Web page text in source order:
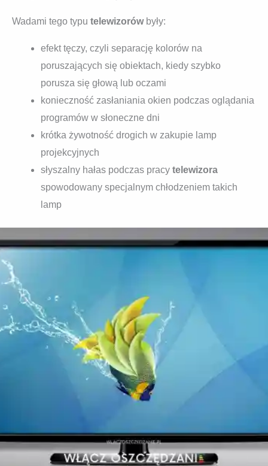
Wadami tego typu telewizorówbyły:
efekt tęczy, czyli separację kolorów na
poruszających się obiektach, kiedy szybko
porusza się głową lub oczami
konieczność zasłaniania okien podczas oglądania
programów w słoneczne dni
krótka żywotność drogich w zakupie lamp
projekcyjnych
słyszalny hałas podczas pracy telewizora
spowodowany specjalnym chłodzeniem takich
lamp